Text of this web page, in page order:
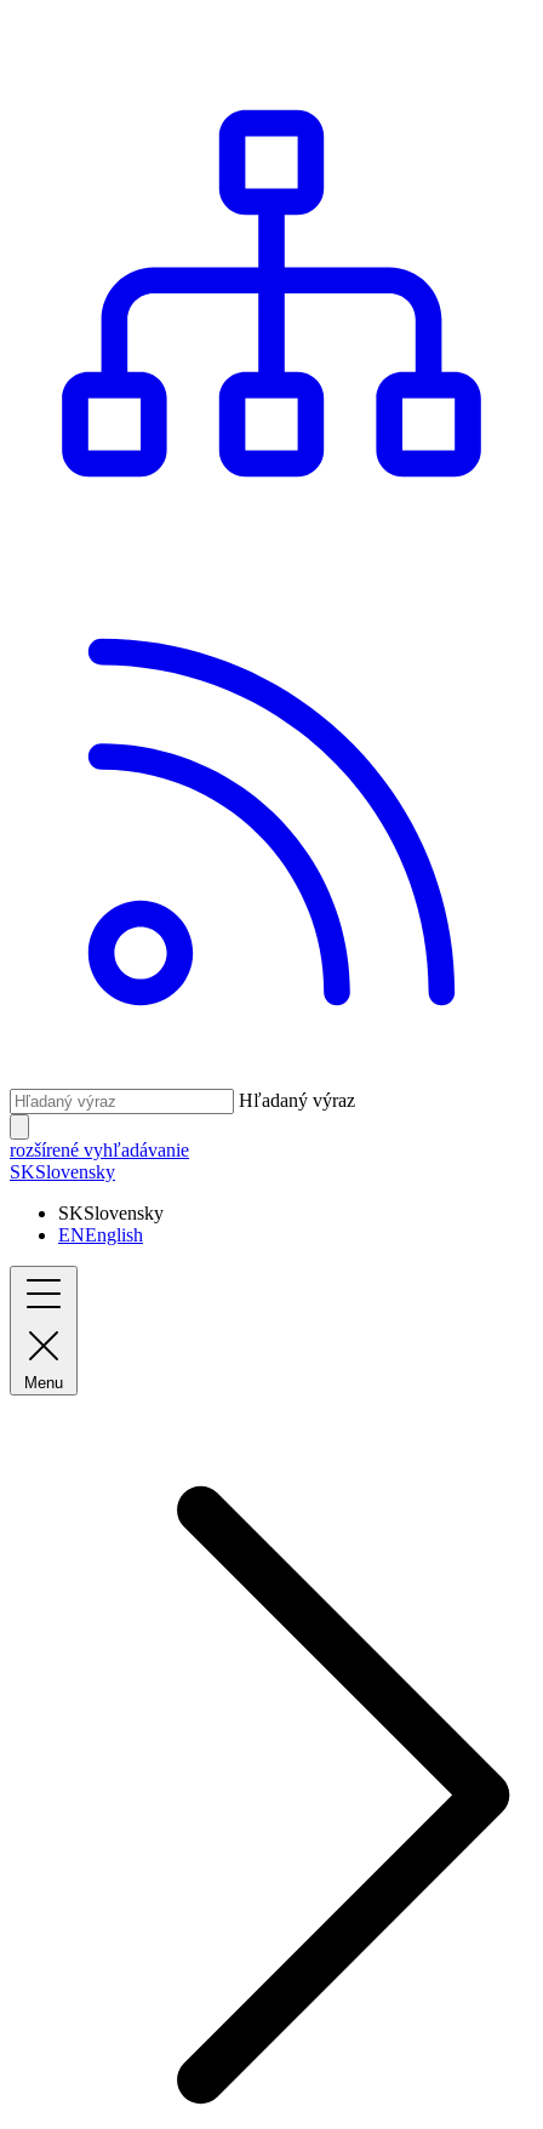
Hľadaný výraz
rozšírené vyhľadávanie
SKSlovensky
SKSlovensky
ENEnglish
Menu